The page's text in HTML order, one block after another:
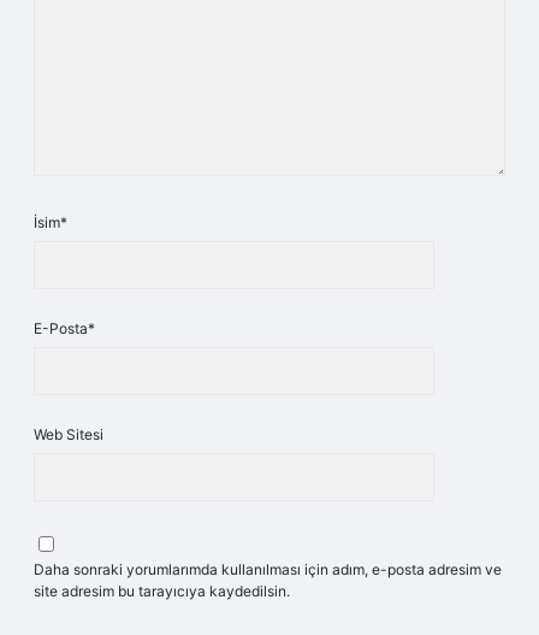
İsim*
E-Posta*
Web Sitesi
Daha sonraki yorumlarımda kullanılması için adım, e-posta adresim ve
site adresim bu tarayıcıya kaydedilsin.